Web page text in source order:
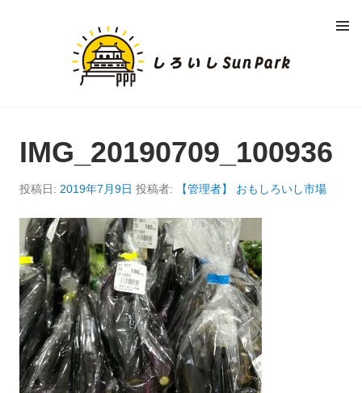
し
S
ー
IMG_20190709_100936
投稿日: 2019年7月9日 投稿者: 【管理者】 おもしろいし市場